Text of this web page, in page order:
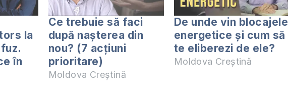
la
în
Ce trebuie să faci
după nașterea din
nou? (7 acțiuni
prioritare)
Moldova Creștină
De unde vin blocajele
energetice și cum să
te eliberezi de ele?
Moldova Creștină